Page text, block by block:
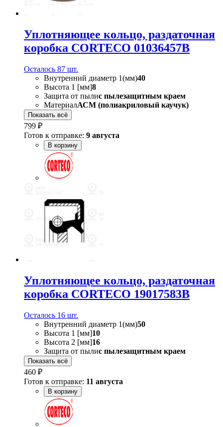
Уплотняющее кольцо, раздаточная
коробка CORTECO 01036457B
Осталось 87 шт.
Внутренний диаметр 1(мм)40
Высота 1 [мм]8
Защита от пылис пылезащитным краем
МатериалАСМ (полиакриловый каучук)
Показать всё
799 ₽
Готов к отправке: 9 августа
В корзину
Уплотняющее кольцо, раздаточная
коробка CORTECO 19017583B
Осталось 16 шт.
Внутренний диаметр 1(мм)50
Высота 1 [мм]10
Высота 2 [мм]16
Защита от пылис пылезащитным краем
Показать всё
460 ₽
Готов к отправке: 11 августа
В корзину